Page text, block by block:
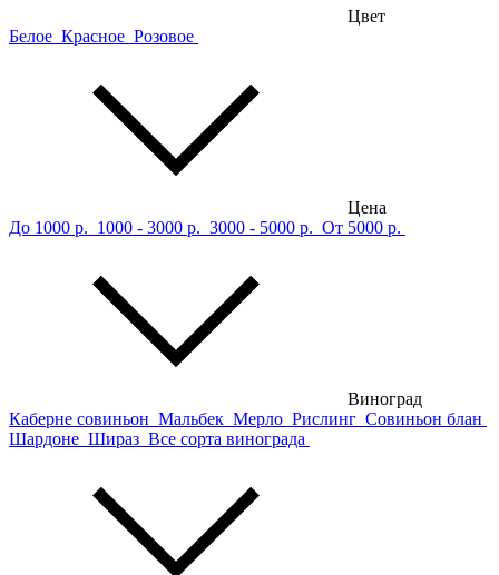
Цвет
Белое Красное Розовое
Цена
До 1000 р. 1000 - 3000 р. 3000 - 5000 р. От 5000 р.
Виноград
Каберне совиньон Мальбек Мерло Рислинг Совиньон блан
Шардоне Шираз Все сорта винограда